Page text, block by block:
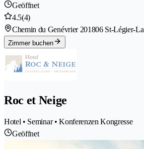
Geöffnet
4.5(4)
Chemin du Genévrier 201806 St-Légier-
Zimmer buchen
Roc et Neige
Hotel • Seminar • Konferenzen Kongresse
Geöffnet